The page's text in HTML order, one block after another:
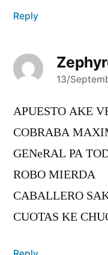
Reply
says:
13/
APUESTO AKE
COBRABA
GENeRAL PA
ROBO MIERDA
CABALLERO
CUOTAS KE